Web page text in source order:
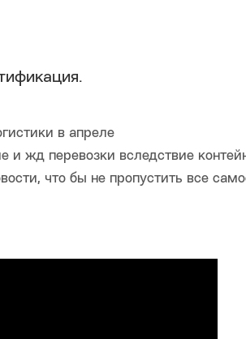
в апреле
жд перевозки вследствие
что бы не пропустить все